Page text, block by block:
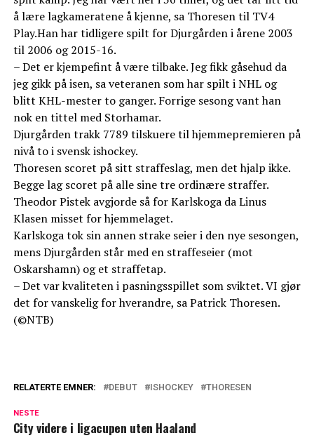
å lære lagkameratene å kjenne, sa Thoresen til TV4
Play.Han har tidligere spilt for Djurgården i årene 2003
til 2006 og 2015-16.
– Det er kjempefint å være tilbake. Jeg fikk gåsehud da
jeg gikk på isen, sa veteranen som har spilt i NHL og
blitt KHL-mester to ganger. Forrige sesong vant han
nok en tittel med Storhamar.
Djurgården trakk 7789 tilskuere til hjemmepremieren på
nivå to i svensk ishockey.
Thoresen scoret på sitt straffeslag, men det hjalp ikke.
Begge lag scoret på alle sine tre ordinære straffer.
Theodor Pistek avgjorde så for Karlskoga da Linus
Klasen misset for hjemmelaget.
Karlskoga tok sin annen strake seier i den nye sesongen,
mens Djurgården står med en straffeseier (mot
Oskarshamn) og et straffetap.
– Det var kvaliteten i pasningsspillet som sviktet. VI gjør
det for vanskelig for hverandre, sa Patrick Thoresen.
(©NTB)
RELATERTE EMNER: DEBUT ISHOCKEY THORESEN
NESTE
City videre i ligacupen uten Haaland